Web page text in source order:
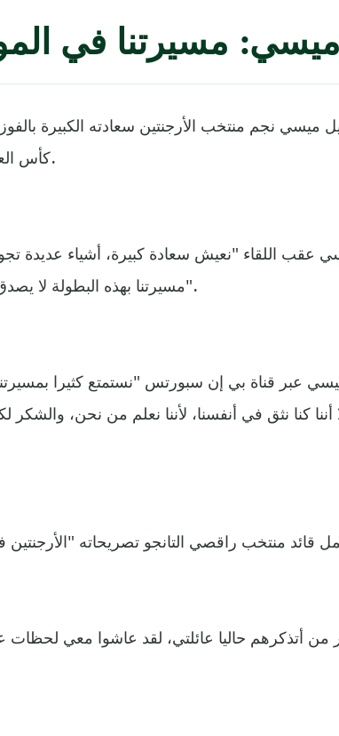
ميسي: مسيرتنا في
كأس العالم 2022، المقامة حاليا في قطر.
عقب اللقاء "نعيش سعادة كبيرة، أشياء عديدة
مسيرتنا بهذه البطولة لا يصدق، وحققنا ما نتمناه بالتأهل للنهائي".
عبر قناة بي إن سبورتس "نستمتع كثيرا
أننا كنا نثق في أنفسنا، لأننا نعلم من نحن،
من أتذكرهم حاليا عائلتي، لقد عاشوا معي لحظات